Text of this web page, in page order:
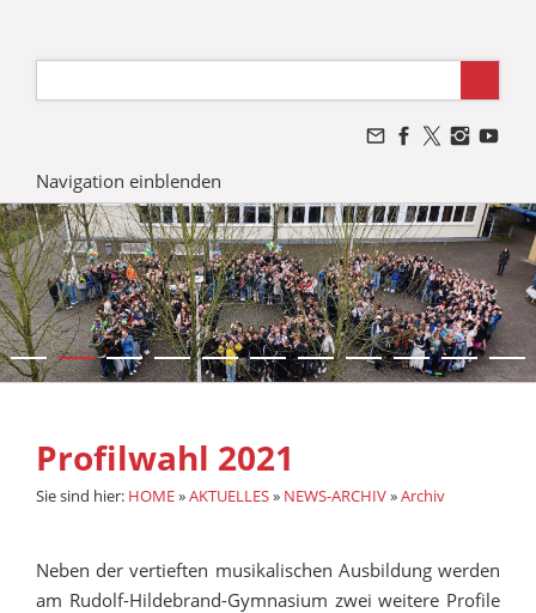
Navigation einblenden
Profilwahl 2021
Sie sind hier: HOME»AKTUELLES» NEWS-ARCHIV»Archiv
Neben der vertieften musikalischen Ausbildung werden
am Rudolf-Hildebrand-Gymnasium zwei weitere Profile